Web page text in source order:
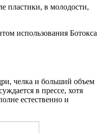
использования Ботокса
челка и больший объем
в прессе, хотя
естественно и